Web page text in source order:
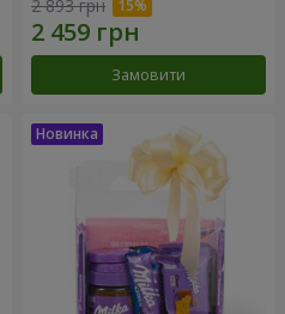
2 893 грн
Замовити